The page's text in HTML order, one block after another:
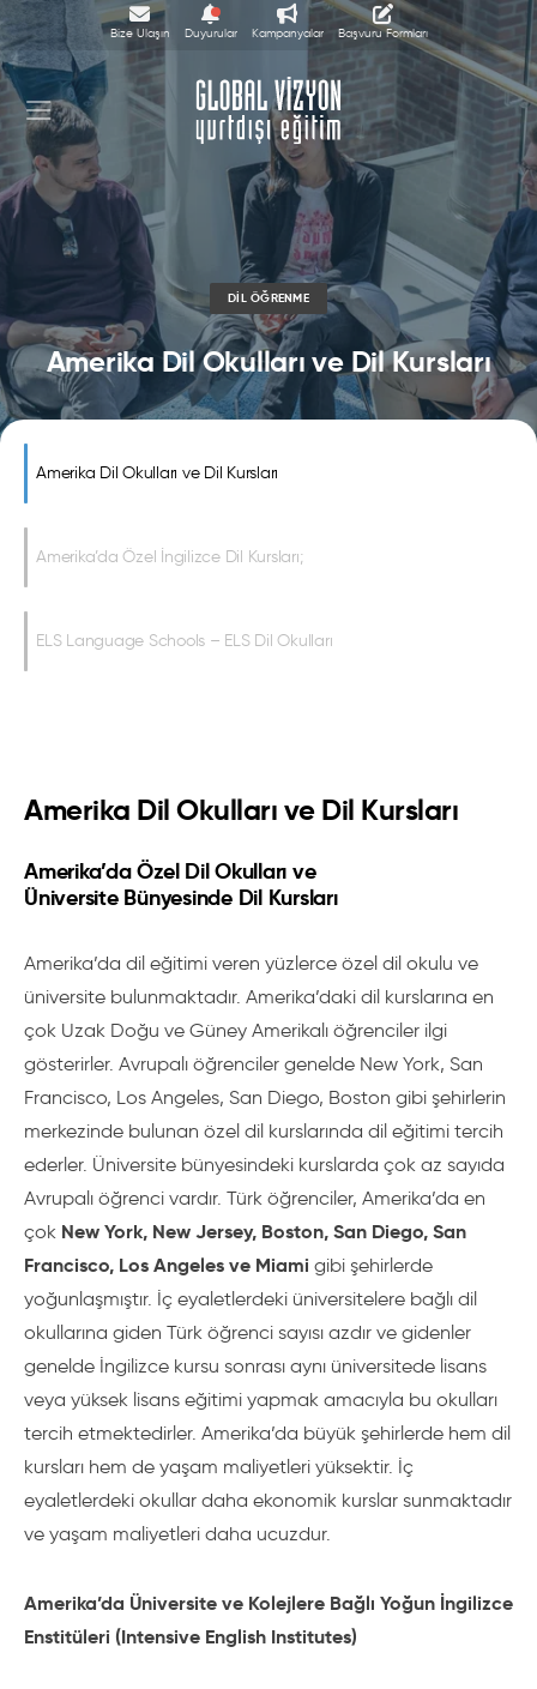
Bize Ulaşın Duyurular Kampanyalar Başvuru Formları
DIL ÖĞRENME
Amerika Dil Okulları ve Dil Kursları
Amerika Dil Okulları ve Dil Kursları
Amerika’da Özel İngilizce Dil Kursları;
ELS Language Schools – ELS Dil Okulları
Amerika Dil Okulları ve Dil Kursları
Amerika’da Özel Dil Okulları ve
Üniversite Bünyesinde Dil Kursları
Amerika’da dil eğitimi veren yüzlerce özel dil okulu ve
üniversite bulunmaktadır. Amerika’daki dil kurslarına en
çok Uzak Doğu ve Güney Amerikalı öğrenciler ilgi
gösterirler. Avrupalı öğrenciler genelde New York, San
Francisco, Los Angeles, San Diego, Boston gibi şehirlerin
merkezinde bulunan özel dil kurslarında dil eğitimi tercih
ederler. Üniversite bünyesindeki kurslarda çok az sayıda
Avrupalı öğrenci vardır. Türk öğrenciler, Amerika’da en
çok New York, New Jersey, Boston, San Diego, San
Francisco, Los Angeles ve Miami gibi şehirlerde
yoğunlaşmıştır. İç eyaletlerdeki üniversitelere bağlı dil
okullarına giden Türk öğrenci sayısı azdır ve gidenler
genelde İngilizce kursu sonrası aynı üniversitede lisans
veya yüksek lisans eğitimi yapmak amacıyla bu okulları
tercih etmektedirler. Amerika’da büyük şehirlerde hem dil
kursları hem de yaşam maliyetleri yüksektir. İç
eyaletlerdeki okullar daha ekonomik kurslar sunmaktadır
ve yaşam maliyetleri daha ucuzdur.
Amerika’da Üniversite ve Kolejlere Bağlı Yoğun İngilizce
Enstitüleri (Intensive English Institutes)